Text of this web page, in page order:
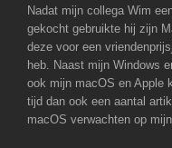
Nadat mijn collega Wim
gekocht gebruikte hij zijn
deze voor een
heb. Naast mijn Windows
ook mijn macOS en Apple
tijd dan ook een aantal
macOS verwachten op mijn